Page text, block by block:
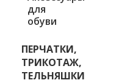
для
обуви
ПЕРЧАТКИ,
ТРИКОТАЖ,
ТЕЛЬНЯШКИ